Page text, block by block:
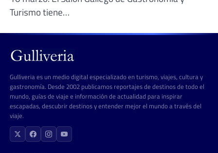
Turismo tiene…
Gulliveria es un medio digital especializado en turismo, viajes, cultura y
gastronomía. Desde 2002 publicamos reportajes de destinos de todo el
mundo, guías de viaje e información de actualidad para inspirar
escapadas, descubrir destinos y entender mejor el mundo a través del
viaje.